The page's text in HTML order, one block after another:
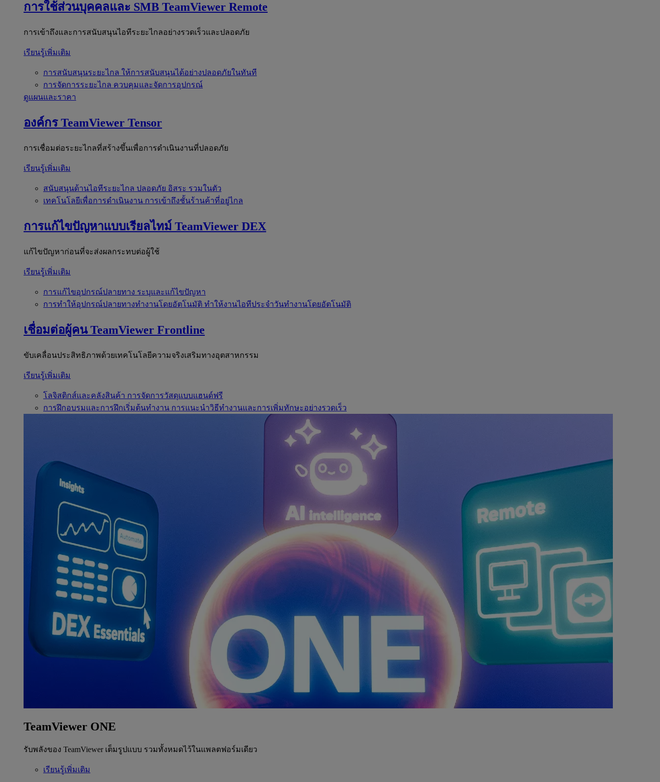
การใช้ส่วนบุคคลและ SMB TeamViewer Remote
การเข้าถึงและการสนับสนุนไอทีระยะไกลอย่างรวดเร็วและปลอดภัย
เรียนรู้เพิ่มเติม
การสนับสนุนระยะไกล ให้การสนับสนุนได้อย่างปลอดภัยในทันที
การจัดการระยะไกล ควบคุมและจัดการอุปกรณ์
ดูแผนและราคา
องค์กร TeamViewer Tensor
การเชื่อมต่อระยะไกลที่สร้างขึ้นเพื่อการดำเนินงานที่ปลอดภัย
เรียนรู้เพิ่มเติม
สนับสนุนด้านไอทีระยะไกล ปลอดภัย อิสระ รวมในตัว
เทคโนโลยีเพื่อการดำเนินงาน การเข้าถึงชั้นร้านค้าที่อยู่ไกล
การแก้ไขปัญหาแบบเรียลไทม์ TeamViewer DEX
แก้ไขปัญหาก่อนที่จะส่งผลกระทบต่อผู้ใช้
เรียนรู้เพิ่มเติม
การแก้ไขอุปกรณ์ปลายทาง ระบุและแก้ไขปัญหา
การทำให้อุปกรณ์ปลายทางทำงานโดยอัตโนมัติ ทำให้งานไอทีประจำวันทำงานโดยอัตโนมัติ
เชื่อมต่อผู้คน TeamViewer Frontline
ขับเคลื่อนประสิทธิภาพด้วยเทคโนโลยีความจริงเสริมทางอุตสาหกรรม
เรียนรู้เพิ่มเติม
โลจิสติกส์และคลังสินค้า การจัดการวัสดุแบบแฮนด์ฟรี
การฝึกอบรมและการฝึกเริ่มต้นทำงาน การแนะนำวิธีทำงานและการเพิ่มทักษะอย่างรวดเร็ว
TeamViewer ONE
รับพลังของ TeamViewer เต็มรูปแบบ รวมทั้งหมดไว้ในแพลตฟอร์มเดียว
เรียนรู้เพิ่มเติม